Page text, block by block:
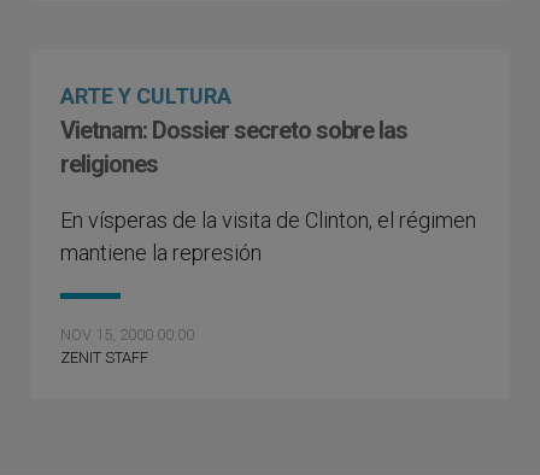
ARTE Y CULTURA
Vietnam: Dossier secreto sobre las
religiones
En vísperas de la visita de Clinton, el régimen
mantiene la represión
NOV 15, 2000 00:00
ZENIT STAFF